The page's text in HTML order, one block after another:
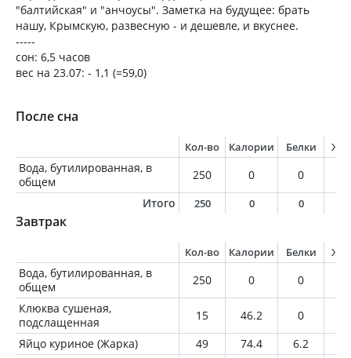
"балтийская" и "анчоусы". Заметка на будущее: брать
нашу, Крымскую, развесную - и дешевле, и вкуснее.
-----
сон: 6,5 часов
вес на 23.07: - 1,1 (=59,0)
После сна
Кол-во Калории Белки
Вода, бутилированная, в
общем
250 0 0
Итого
250 0 0
Завтрак
Кол-во Калории Белки
Вода, бутилированная, в
общем
250 0 0
Клюква сушеная,
подслащенная
15 46.2 0
Яйцо куриное (Жарка)
49 74.4 6.2